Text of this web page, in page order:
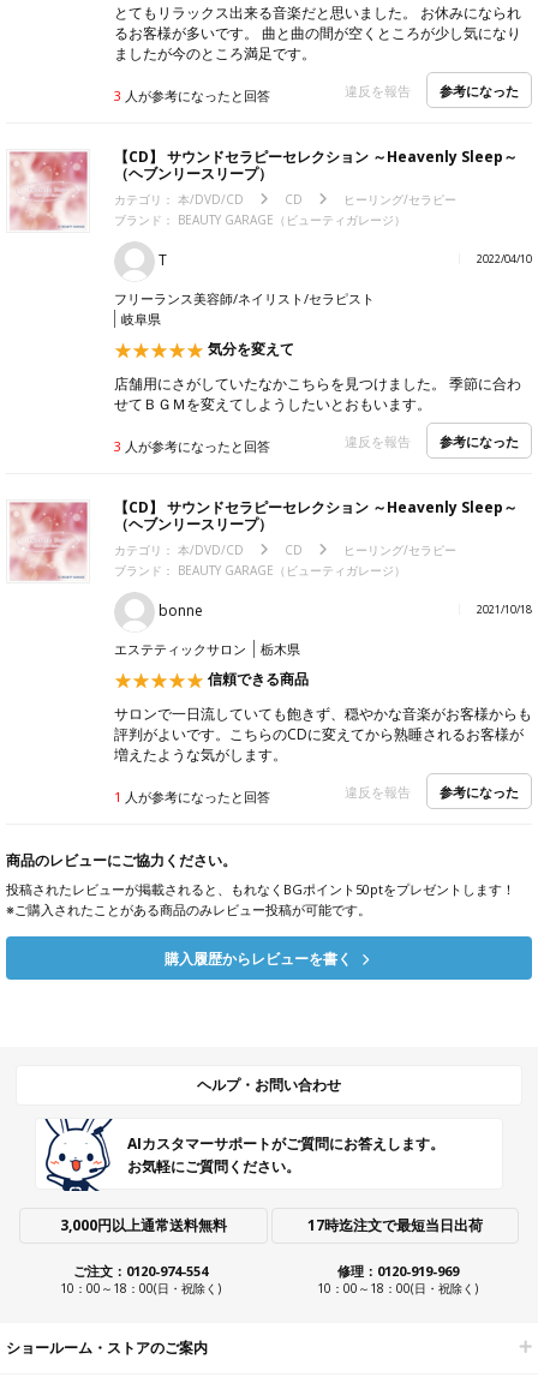
とてもリラックス出来る音楽だと思いました。 お休みになられ
るお客様が多いです。 曲と曲の間が空くところが少し気になり
ましたが今のところ満足です。
3 人が参考になったと回答 違反を報告 参考になった
【CD】 サウンドセラピーセレクション ～Heavenly Sleep～
（ヘブンリースリープ）
カテゴリ： 本/DVD/CD CD
ヒーリング/セラピー
ブランド： BEAUTY GARAGE（ビューティガレージ）
T 2022/04/10
フリーランス美容師/ネイリスト/セラピスト
岐阜県
気分を変えて
店舗用にさがしていたなかこちらを見つけました。 季節に合わ
せてＢＧＭを変えてしようしたいとおもいます。
3 人が参考になったと回答 違反を報告 参考になった
【CD】 サウンドセラピーセレクション ～Heavenly Sleep～
（ヘブンリースリープ）
カテゴリ： 本/DVD/CD CD
ヒーリング/セラピー
ブランド： BEAUTY GARAGE（ビューティガレージ）
bonne 2021/10/18
エステティックサロン 栃木県
信頼できる商品
サロンで一日流していても飽きず、穏やかな音楽がお客様からも
評判がよいです。こちらのCDに変えてから熟睡されるお客様が
増えたような気がします。
1 人が参考になったと回答 違反を報告 参考になった
商品のレビューにご協力ください。
投稿されたレビューが掲載されると、もれなくBGポイント50ptをプレゼントします！
※ご購入されたことがある商品のみレビュー投稿が可能です。
購入履歴からレビューを書く
ヘルプ・お問い合わせ
AIカスタマーサポートがご質問にお答えします。
お気軽にご質問ください。
3,000円以上通常送料無料 17時迄注文で最短当日出荷
ご注文：0120-974-554
10：00～18：00(日・祝除く)
修理：0120-919-969
10：00～18：00(日・祝除く)
ショールーム・ストアのご案内